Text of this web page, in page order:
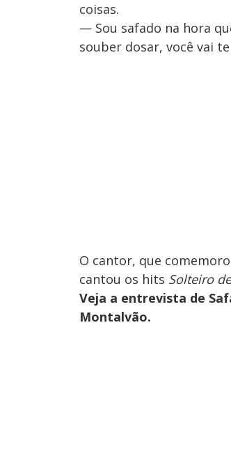
coisas.
— Sou safado na hora
souber dosar, você vai
O cantor, que
cantou os hits Solteiro
Veja a entrevista de
Montalvão.